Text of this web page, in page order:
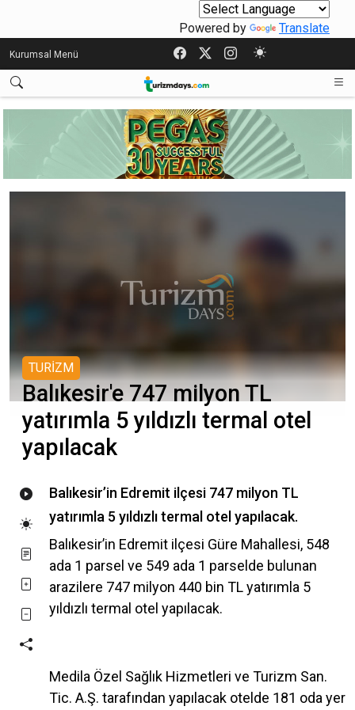
Powered by Translate
Kurumsal Menü
TURİZM
Balıkesir'e 747 milyon TL
yatırımla 5 yıldızlı termal otel
yapılacak
Balıkesir’in Edremit ilçesi 747 milyon TL
yatırımla 5 yıldızlı termal otel yapılacak.
Balıkesir’in Edremit ilçesi Güre Mahallesi, 548
ada 1 parsel ve 549 ada 1 parselde bulunan
arazilere 747 milyon 440 bin TL yatırımla 5
yıldızlı termal otel yapılacak.
Medila Özel Sağlık Hizmetleri ve Turizm San.
Tic. A.Ş. tarafından yapılacak otelde 181 oda yer